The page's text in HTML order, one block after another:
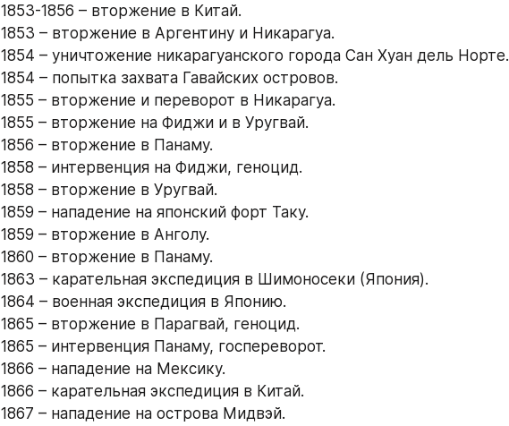
1853-1856 – вторжение в Китай.
1853 – вторжение в Аргентину и Никарагуа.
1854 – уничтожение никарагуанского города Сан Хуан дель Норте.
1854 – попытка захвата Гавайских островов.
1855 – вторжение и переворот в Никарагуа.
1855 – вторжение на Фиджи и в Уругвай.
1856 – вторжение в Панаму.
1858 – интервенция на Фиджи, геноцид.
1858 – вторжение в Уругвай.
1859 – нападение на японский форт Таку.
1859 – вторжение в Анголу.
1860 – вторжение в Панаму.
1863 – карательная экспедиция в Шимоносеки (Япония).
1864 – военная экспедиция в Японию.
1865 – вторжение в Парагвай, геноцид.
1865 – интервенция Панаму, госпереворот.
1866 – нападение на Мексику.
1866 – карательная экспедиция в Китай.
1867 – нападение на острова Мидвэй.